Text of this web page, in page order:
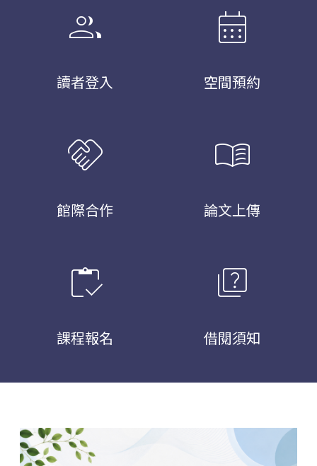
group
讀者登入
calendar_month
空間預約
handshake
館際合作
menu_book
論文上傳
inventory
課程報名
quiz
借閱須知